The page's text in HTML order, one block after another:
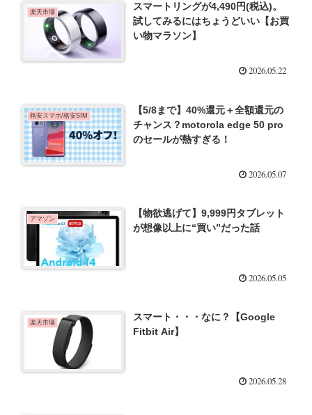
楽天市場
スマートリングが4,490円(税込)。
試してみるにはちょうどいい【お買
い物マラソン】
2026.05.22
格安スマホ/格安SIM
【5/8まで】40%還元＋全額還元の
チャンス？motorola edge 50 pro
のセールが熱すぎる！
2026.05.07
アマゾン
【物欲逃げて】9,999円タブレット
が想像以上に“買い”だった話
2026.05.05
楽天市場
スマート・・・なに？【Google
Fitbit Air】
2026.05.28